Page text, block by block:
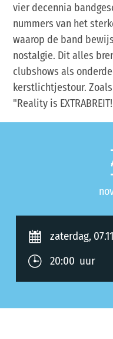
vier decennia
nummers van het
waarop de band
nostalgie. Dit alles
clubshows als
kerstlichtjestour.
"Reality is
zaterdag,
20:00 uur